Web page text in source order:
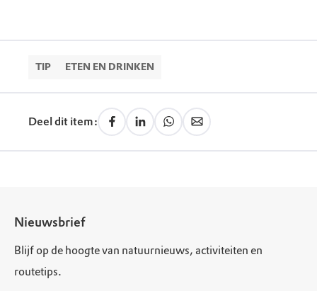
Donderdag
10.00 - 17.00
Vrijdag
10.00 - 17.00
TIP ETEN EN DRINKEN
Deel dit item:
Nieuwsbrief
Blijf op de hoogte van natuurnieuws, activiteiten en
routetips.